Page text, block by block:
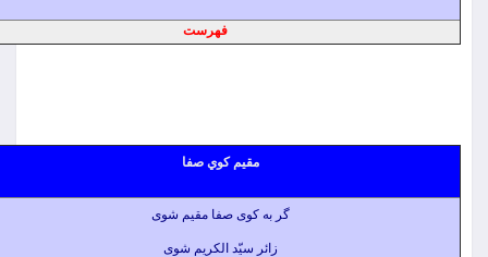
گر به کوی صفا مقیم شوی
زائر سیّد الکریم شوی